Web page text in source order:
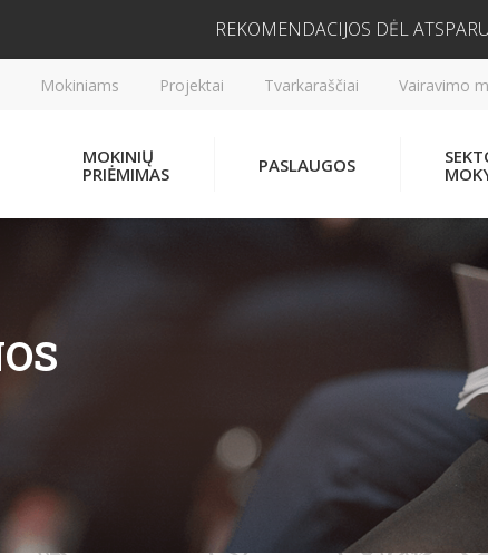
REKOMENDACIJOS DĖL
Mokiniams Projektai Tvarkaraščiai Vairavimo
MOKINIŲ
PRIĖMIMAS
PASLAUGOS